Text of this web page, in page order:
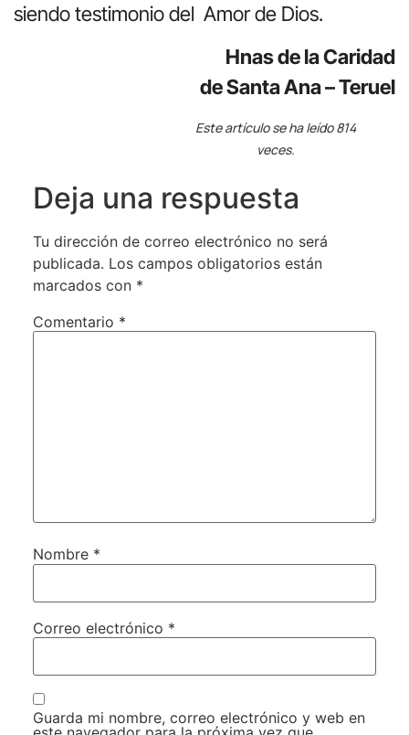
siendo testimonio del Amor de Dios.
Hnas de la Caridad
de Santa Ana – Teruel
Este artículo se ha leído 814
veces.
Deja una respuesta
Tu dirección de correo electrónico no será
publicada. Los campos obligatorios están
marcados con *
Comentario *
Nombre *
Correo electrónico *
Guarda mi nombre, correo electrónico y web en